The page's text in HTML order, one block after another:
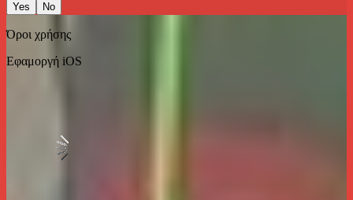
Yes No
Όροι χρήσης
Εφαμοργή iOS